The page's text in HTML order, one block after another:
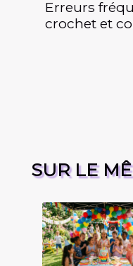
Erreurs
crochet et
SUR LE